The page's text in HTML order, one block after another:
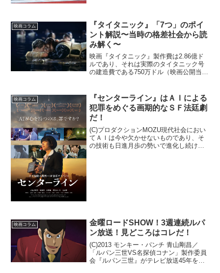
つけられ、被害女...
映画コラム
『タイタニック』「7つ」のポイ
ント解説〜当時の格差社会から読
み解く〜
映画『タイタニック』製作費は2.86億ド
ルであり、それは実際のタイタニック号
の建造費である750万ドル（映画公開当時
興行収入は全世界で21.9億ドルと当時の
世界最高...
映画コラム
『センターライン』はＡＩによる
犯罪をめぐる画期的なＳＦ法廷劇
だ！
(C)プロダクションMOZU現代社会におい
てＡＩは今や欠かせないものであり、そ
の技術も日進月歩の勢いで進化し続けて
映画コラム
金曜ロードSHOW！3週連続ルパ
ン放送！見どころはコレだ！
(C)2013 モンキー・パンチ 青山剛昌／
「ルパン三世VS名探偵コナン」製作委員
会『ルパン三世』がテレビ放送45年を迎